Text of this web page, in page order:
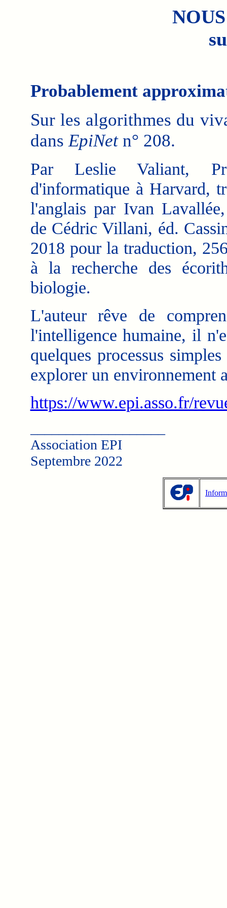
Probablement
Sur les algorithmes du
dansEpiNetn° 208.
Par Leslie Valiant,
d'informatique à Harvard,
l'anglais par Ivan
de Cédric Villani, éd.
2018 pour la traduction,
à la recherche des
biologie.
L'auteur rêve de
l'intelligence humaine, il
quelques processus
explorer un environnement
https://www.epi.asso.fr/
Association EPI
Septembre 2022